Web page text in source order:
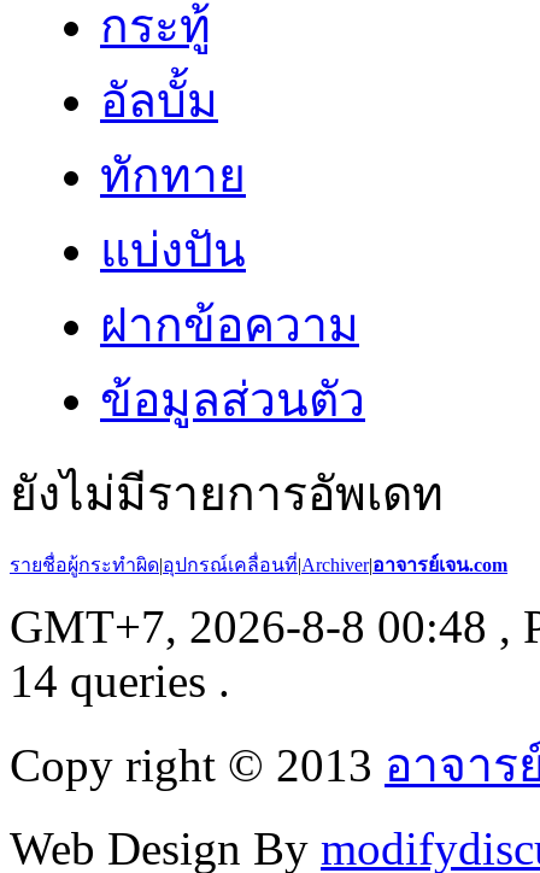
กระทู้
อัลบั้ม
ทักทาย
แบ่งปัน
ฝากข้อความ
ข้อมูลส่วนตัว
ยังไม่มีรายการอัพเดท
รายชื่อผู้กระทำผิด|อุปกรณ์เคลื่อนที่|Archiver|อาจารย์เจน.com
GMT+7, 2026-8-8 00:48 ,
14 queries .
Copy right © 2013 อาจาร
Web Design By